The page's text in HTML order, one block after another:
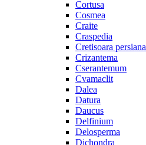
Cortusa
Cosmea
Craite
Craspedia
Cretisoara persiana
Crizantema
Cserantemum
Cvamaclit
Dalea
Datura
Daucus
Delfinium
Delosperma
Dichondra